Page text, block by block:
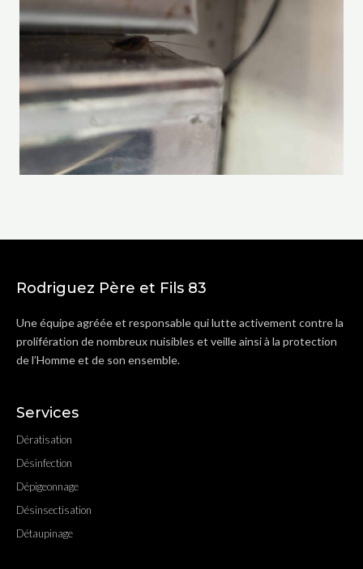
Rodriguez Père et Fils 83
Une équipe agréée et responsable qui lutte activement contre la
prolifération de nombreux nuisibles et veille ainsi à la protection
de l’Homme et de son ensemble.
Services
Dératisation
Désinfection
Dépigeonnage
Désinsectisation
Détaupinage